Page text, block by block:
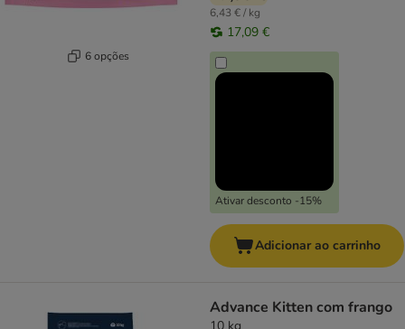
6 opções
6,43 € / kg
17,09 €
Ativar desconto -15%
Adicionar ao carrinho
Advance Kitten com frango